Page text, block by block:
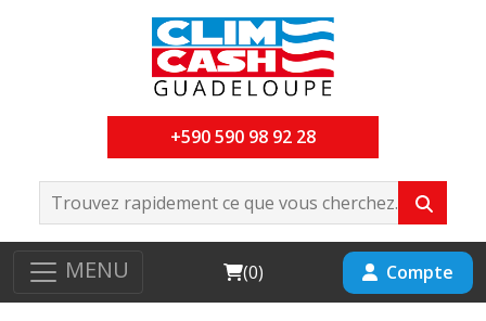
+590 590 98 92 28
MENU Cart
(0) Compte